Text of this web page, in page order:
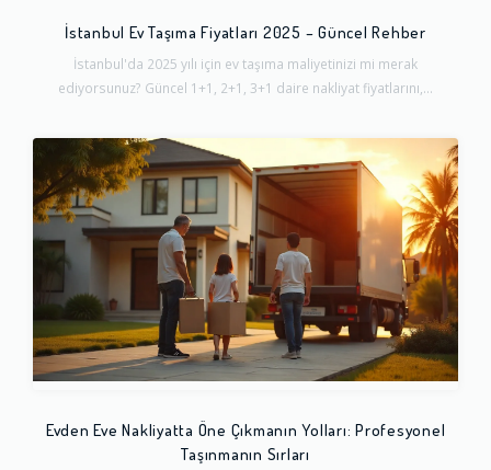
İstanbul Ev Taşıma Fiyatları 2025 – Güncel Rehber
İstanbul'da 2025 yılı için ev taşıma maliyetinizi mi merak
ediyorsunuz? Güncel 1+1, 2+1, 3+1 daire nakliyat fiyatlarını,...
Evden Eve Nakliyatta Öne Çıkmanın Yolları: Profesyonel
Taşınmanın Sırları